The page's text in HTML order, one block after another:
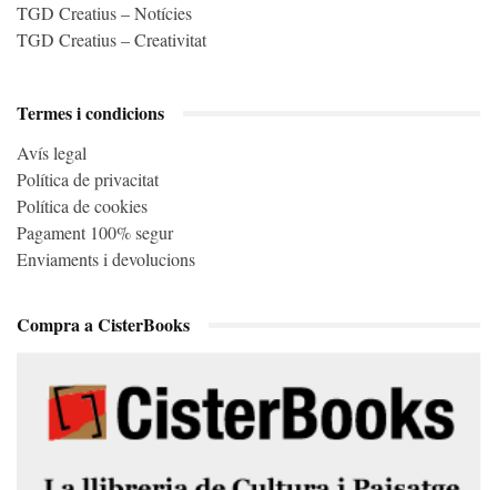
TGD Creatius – Notícies
TGD Creatius – Creativitat
Termes i condicions
Avís legal
Política de privacitat
Política de cookies
Pagament 100% segur
Enviaments i devolucions
Compra a CisterBooks